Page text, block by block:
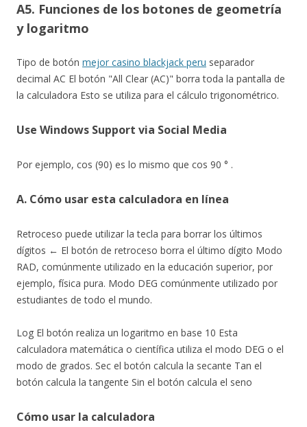
A5. Funciones de los botones de geometría
y logaritmo
Tipo de botón mejor casino blackjack peru separador
decimal AC El botón "All Clear (AC)" borra toda la pantalla de
la calculadora Esto se utiliza para el cálculo trigonométrico.
Use Windows Support via Social Media
Por ejemplo, cos (90) es lo mismo que cos 90 ° .
A. Cómo usar esta calculadora en línea
Retroceso puede utilizar la tecla para borrar los últimos
dígitos ← El botón de retroceso borra el último dígito Modo
RAD, comúnmente utilizado en la educación superior, por
ejemplo, física pura. Modo DEG comúnmente utilizado por
estudiantes de todo el mundo.
Log El botón realiza un logaritmo en base 10 Esta
calculadora matemática o científica utiliza el modo DEG o el
modo de grados. Sec el botón calcula la secante Tan el
botón calcula la tangente Sin el botón calcula el seno
Cómo usar la calculadora